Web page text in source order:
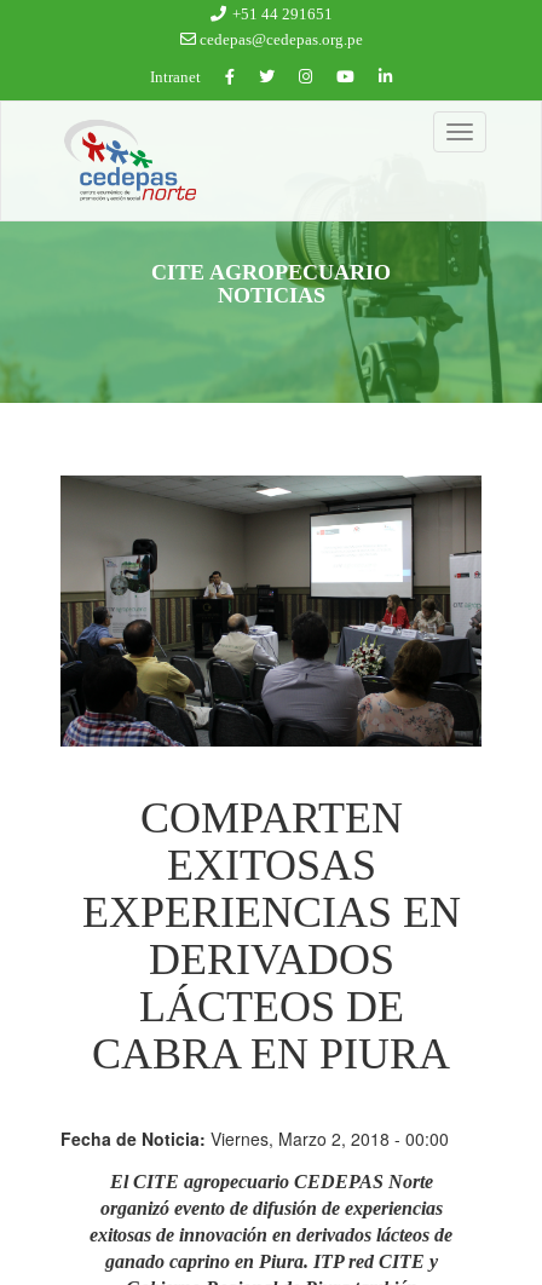
+51 44 291651
cedepas@cedepas.org.pe
Intranet
Toggle
navigation
CITE AGROPECUARIO
NOTICIAS
COMPARTEN
EXITOSAS
EXPERIENCIAS EN
DERIVADOS
LÁCTEOS DE
CABRA EN PIURA
Fecha de Noticia: Viernes, Marzo 2, 2018 - 00:00
El CITE agropecuario CEDEPAS Norte
organizó evento de difusión de experiencias
exitosas de innovación en derivados lácteos de
ganado caprino en Piura. ITP red CITE y